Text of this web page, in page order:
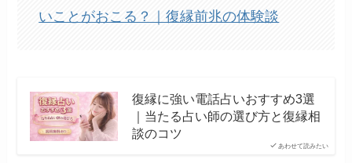
いことがおこる？｜復縁前兆の体験談
あわせて読みたい
復縁に強い電話占いおすすめ3選
｜当たる占い師の選び方と復縁相
談のコツ